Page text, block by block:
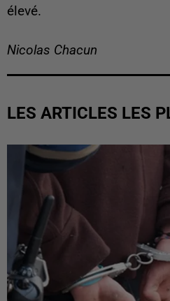
élevé.
Nicolas Chacun
LES ARTICLES LES